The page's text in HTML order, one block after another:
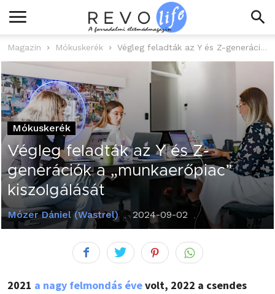
Magazin Mókuskerék Végleg feladták az Y és Z-generációk a „munkaerőpiac” kiszolgálását
Mókuskerék
Végleg feladták az Y és Z-
generációk a „munkaerőpiac”
kiszolgálását
Mózer Dániel (Wastrel) 2024-09-02
2021 a nagy felmondás évevolt, 2022 a csendes